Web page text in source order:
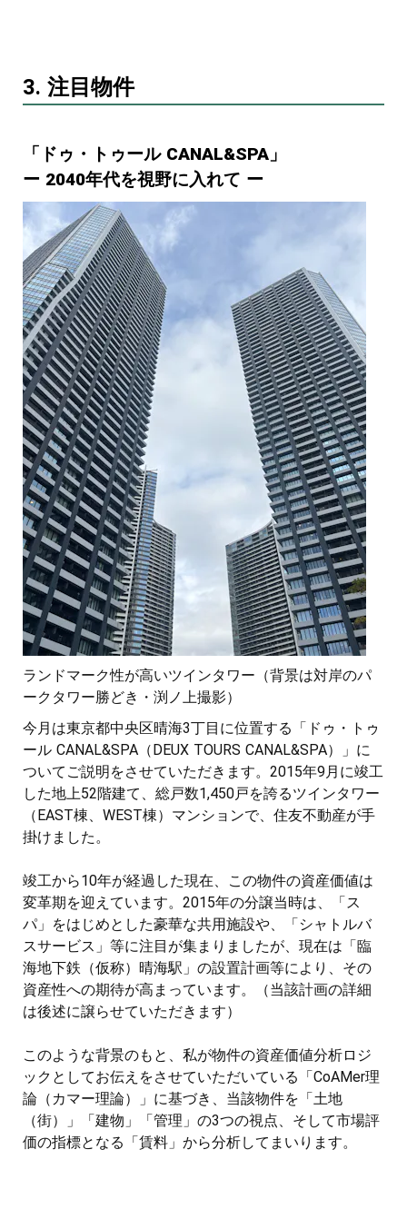
3. 注目物件
「ドゥ・トゥール CANAL&SPA」
ー 2040年代を視野に入れて ー
ランドマーク性が高いツインタワー（背景は対岸のパ
ークタワー勝どき・渕ノ上撮影）
今月は東京都中央区晴海3丁目に位置する「ドゥ・トゥ
ール CANAL&SPA（DEUX TOURS CANAL&SPA）」に
ついてご説明をさせていただきます。2015年9月に竣工
した地上52階建て、総戸数1,450戸を誇るツインタワー
（EAST棟、WEST棟）マンションで、住友不動産が手
掛けました。
竣工から10年が経過した現在、この物件の資産価値は
変革期を迎えています。2015年の分譲当時は、「ス
パ」をはじめとした豪華な共用施設や、「シャトルバ
スサービス」等に注目が集まりましたが、現在は「臨
海地下鉄（仮称）晴海駅」の設置計画等により、その
資産性への期待が高まっています。（当該計画の詳細
は後述に譲らせていただきます）
このような背景のもと、私が物件の資産価値分析ロジ
ックとしてお伝えをさせていただいている「CoAMer理
論（カマー理論）」に基づき、当該物件を「土地
（街）」「建物」「管理」の3つの視点、そして市場評
価の指標となる「賃料」から分析してまいります。